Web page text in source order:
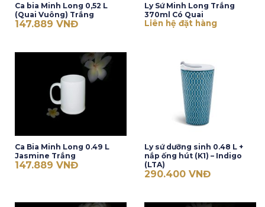
Ca bia Minh Long 0,52 L
(Quai Vuông) Trắng
147.889 VNĐ
Ly Sứ Minh Long Trắng
370ml Có Quai
Liên hệ đặt hàng
Ca Bia Minh Long 0.49 L
Jasmine Trắng
147.889 VNĐ
Ly sứ dưỡng sinh 0.48 L +
nắp ống hút (K1) – Indigo
(LTA)
290.400 VNĐ